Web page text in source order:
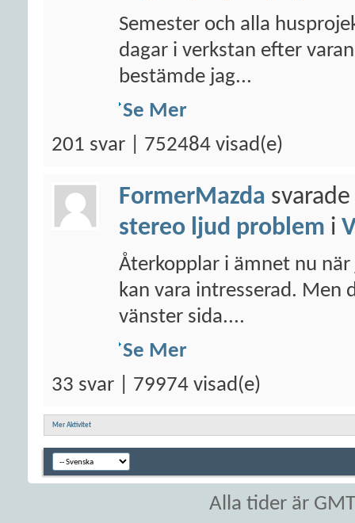
Semester och alla
dagar i verkstan efter
bestämde jag...
Se Mer
201 svar | 752484 visad(e)
FormerMazda
stereo ljud problem i
Återkopplar i ämnet nu
kan vara intresserad. Men
vänster sida....
Se Mer
33 svar | 79974 visad(e)
Mer Aktivitet
Alla tider är